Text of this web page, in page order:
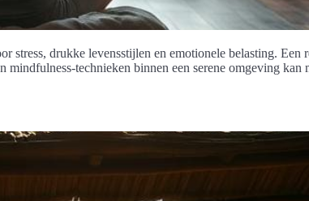
stress, drukke levensstijlen en emotionele belasting. Een
technieken binnen een serene omgeving kan